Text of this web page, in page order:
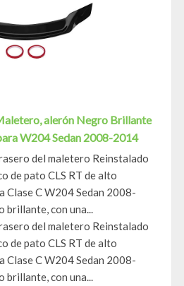
alerón Negro Brillante
W204 Sedan 2008-2014
del maletero Reinstalado
de pato CLS RT de alto
Clase C W204 Sedan 2008-
brillante, con una...
del maletero Reinstalado
de pato CLS RT de alto
Clase C W204 Sedan 2008-
brillante, con una...